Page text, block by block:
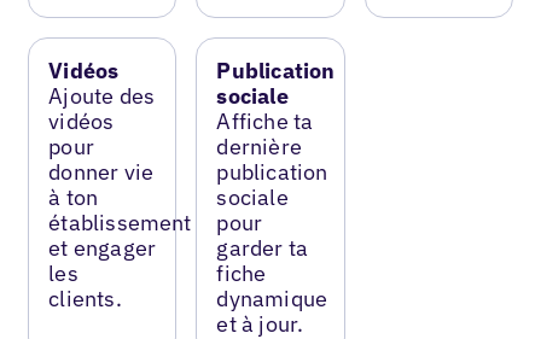
Vidéos
Ajoute des
vidéos
pour
donner vie
à ton
établissement
et engager
les
clients.
Publication
sociale
Affiche ta
dernière
publication
sociale
pour
garder ta
fiche
dynamique
et à jour.